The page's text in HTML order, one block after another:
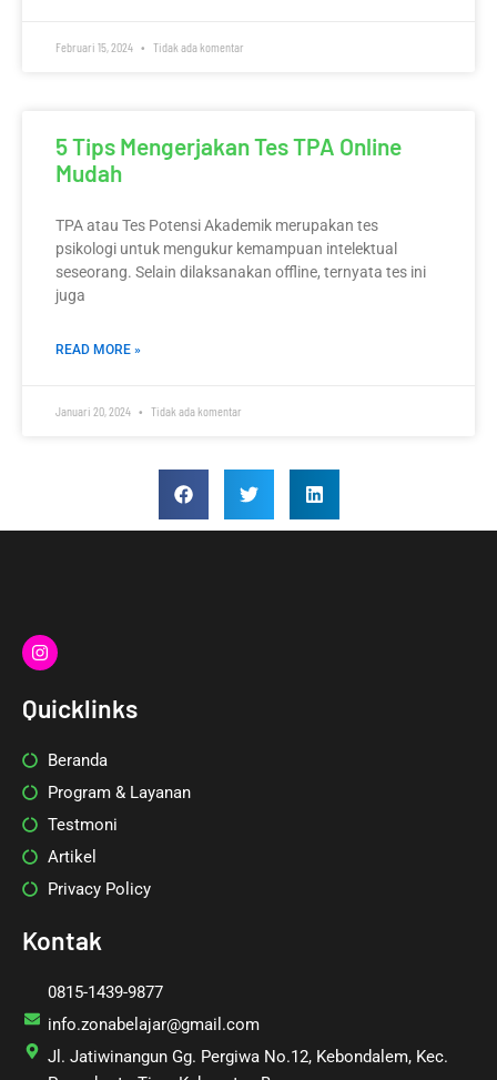
Februari 15, 2024 Tidak ada komentar
5 Tips Mengerjakan Tes TPA Online
Mudah
TPA atau Tes Potensi Akademik merupakan tes
psikologi untuk mengukur kemampuan intelektual
seseorang. Selain dilaksanakan offline, ternyata tes ini
juga
READ MORE »
Januari 20, 2024 Tidak ada komentar
I
n
s
a
m
Quicklinks
Beranda
Program & Layanan
Testmoni
Artikel
Privacy Policy
Kontak
0815-1439-9877
info.zonabelajar@gmail.com
Jl. Jatiwinangun Gg. Pergiwa No.12, Kebondalem, Kec.